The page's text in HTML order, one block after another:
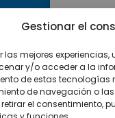
Gestionar el
las mejores
y/o acceder a la
de estas tecnologías
de navegación o
el consentimiento,